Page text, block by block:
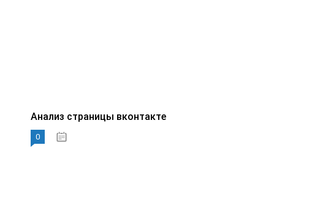
Анализ страницы вконтакте
0